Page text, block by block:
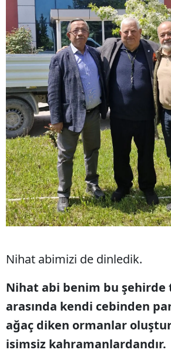
Nihat abimizi de dinledik.
Nihat abi benim bu şehirde
arasında kendi cebinden
ağaç diken ormanlar
isimsiz kahramanlardandır.